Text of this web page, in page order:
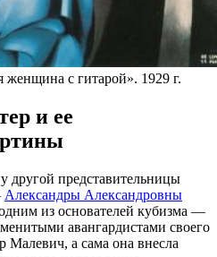
с гитарой». 1929 г.
и ее
другой представительницы
Александры Александровны
из основателей кубизма —
авангардистами своего
Малевич, а сама она внесла